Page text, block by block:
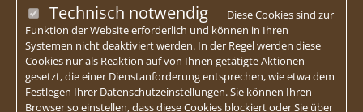
Technisch notwendig
Diese Cookies sind zur
Funktion der Website erforderlich und können in Ihren
Systemen nicht deaktiviert werden. In der Regel werden diese
Cookies nur als Reaktion auf von Ihnen getätigte Aktionen
gesetzt, die einer Dienstanforderung entsprechen, wie etwa dem
Festlegen Ihrer Datenschutzeinstellungen. Sie können Ihren
Browser so einstellen, dass diese Cookies blockiert oder Sie über